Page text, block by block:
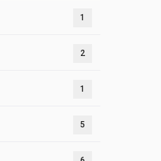
1
2
1
5